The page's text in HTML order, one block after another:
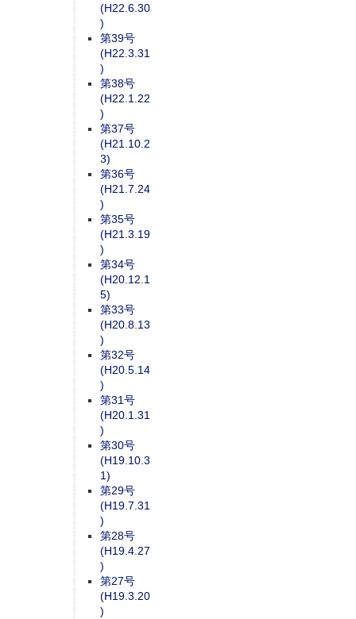
(H22.6.30
)
第39号
(H22.3.31
)
第38号
(H22.1.22
)
第37号
(H21.10.2
3)
第36号
(H21.7.24
)
第35号
(H21.3.19
)
第34号
(H20.12.1
5)
第33号
(H20.8.13
)
第32号
(H20.5.14
)
第31号
(H20.1.31
)
第30号
(H19.10.3
1)
第29号
(H19.7.31
)
第28号
(H19.4.27
)
第27号
(H19.3.20
)